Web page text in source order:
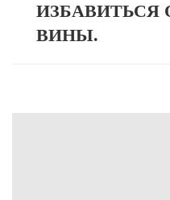
ИЗБАВИТЬСЯ
ВИНЫ.